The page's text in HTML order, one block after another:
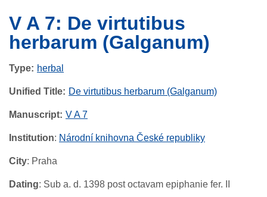
V A 7: De virtutibus
herbarum (Galganum)
Type herbal
Unified Title De virtutibus herbarum (Galganum)
Manuscript V A 7
Institution: Národní knihovna České republiky
City: Praha
Dating: Sub a. d. 1398 post octavam epiphanie fer. II